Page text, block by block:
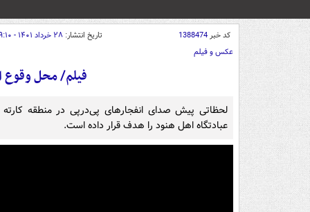
کد خبر1388474 تاریخ انتشار: ۲۸ خرداد ۱۴۰۱ - ۰۹:۱۰
عکس و فیلم
فیلم/ محل وقوع
لحظاتی پیش صدای انفجارهای پی‌درپی در منطقه
عبادتگاه اهل هنود را هدف قرار داده است.